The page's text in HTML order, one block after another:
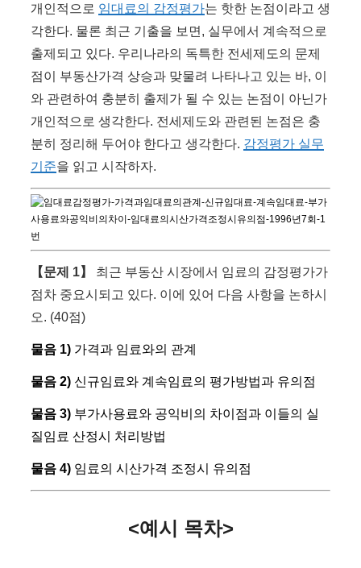
개인적으로 임대료의 감정평가는 핫한 논점이라고 생
각한다. 물론 최근 기출을 보면, 실무에서 계속적으로
출제되고 있다. 우리나라의 독특한 전세제도의 문제
점이 부동산가격 상승과 맞물려 나타나고 있는 바, 이
와 관련하여 충분히 출제가 될 수 있는 논점이 아닌가
개인적으로 생각한다. 전세제도와 관련된 논점은 충
분히 정리해 두어야 한다고 생각한다. 감정평가 실무
기준을 읽고 시작하자.
【문제 1】
최근 부동산 시장에서 임료의 감정평가가
점차 중요시되고 있다. 이에 있어 다음 사항을 논하시
오. (40점)
물음 1) 가격과 임료와의 관계
물음 2) 신규임료와 계속임료의 평가방법과 유의점
물음 3) 부가사용료와 공익비의 차이점과 이들의 실
질임료 산정시 처리방법
물음 4) 임료의 시산가격 조정시 유의점
<예시 목차>